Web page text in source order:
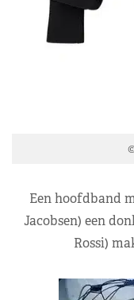
Een hoofdband
Jacobsen) een
Rossi)